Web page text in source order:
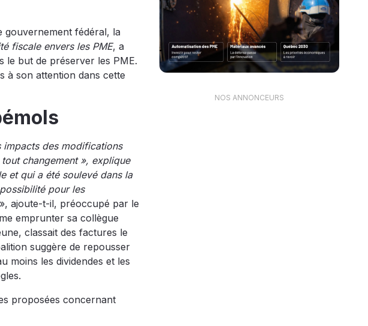
gouvernement fédéral, la
fiscale envers les PME, a
le but de préserver les PME.
à son attention dans cette
impacts des modifications
changement », explique
et qui a été soulevé dans la
pour les
ajoute-t-il, préoccupé par le
emprunter sa collègue
classait des factures le
suggère de repousser
moins les dividendes et les
proposées concernant
NOS ANNONCEURS